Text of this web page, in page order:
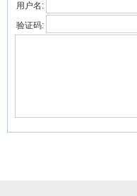
用户名:
验证码: